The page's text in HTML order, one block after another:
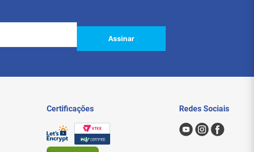
Assinar
Certificações Redes Sociais